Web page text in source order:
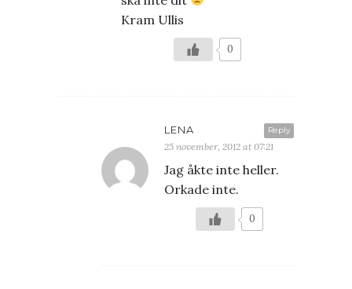
Kram Ullis
0
Reply
LENA
25 november, 2012 at 07:21
Jag åkte inte heller.
Orkade inte.
0